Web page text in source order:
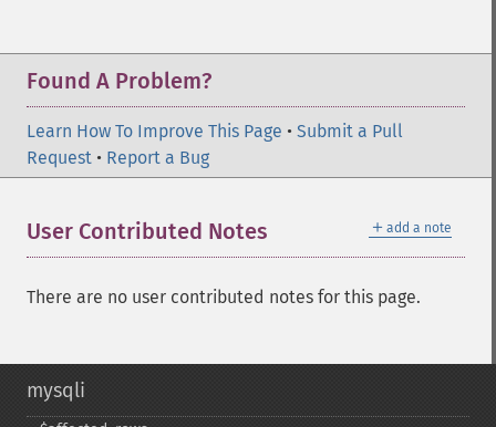
Found A Problem?
Learn How To Improve This Page • Submit a Pull
Request • Report a Bug
＋ add a note
User Contributed Notes
There are no user contributed notes for this page.
mysqli